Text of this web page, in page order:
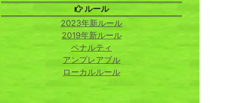
ルール
2023年新ルール
2019年新ルール
ペナルティ
アンプレアブル
ローカルルール